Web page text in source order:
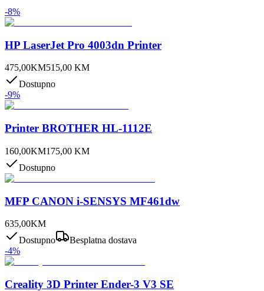
-8%
HP LaserJet Pro 4003dn Printer
475,00KM515,00 KM
Dostupno
-9%
Printer BROTHER HL-1112E
160,00KM175,00 KM
Dostupno
MFP CANON i-SENSYS MF461dw
635,00KM
Dostupno
Besplatna dostava
-4%
Creality 3D Printer Ender-3 V3 SE